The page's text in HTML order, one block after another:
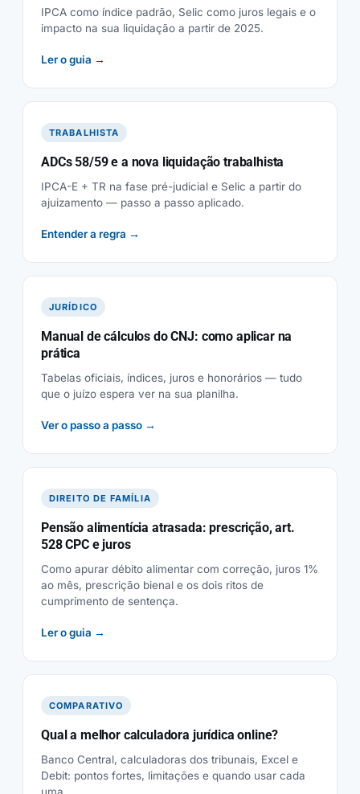
IPCA como índice padrão, Selic como juros legais e o
impacto na sua liquidação a partir de 2025.
Ler o guia →
TRABALHISTA
ADCs 58/59 e a nova liquidação trabalhista
IPCA-E + TR na fase pré-judicial e Selic a partir do
ajuizamento — passo a passo aplicado.
Entender a regra →
JURÍDICO
Manual de cálculos do CNJ: como aplicar na
prática
Tabelas oficiais, índices, juros e honorários — tudo
que o juízo espera ver na sua planilha.
Ver o passo a passo →
DIREITO DE FAMÍLIA
Pensão alimentícia atrasada: prescrição, art.
528 CPC e juros
Como apurar débito alimentar com correção, juros 1%
ao mês, prescrição bienal e os dois ritos de
cumprimento de sentença.
Ler o guia →
COMPARATIVO
Qual a melhor calculadora jurídica online?
Banco Central, calculadoras dos tribunais, Excel e
Debit: pontos fortes, limitações e quando usar cada